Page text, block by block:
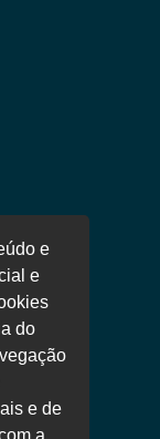
e
e
do
e de
a